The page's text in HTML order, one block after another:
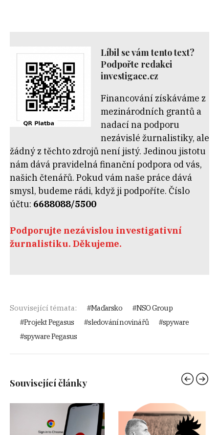
Líbil se vám tento text?
Podpořte redakci
investigace.cz
Financování získáváme z
mezinárodních grantů a
nadací na podporu
nezávislé žurnalistiky, ale
žádný z těchto zdrojů není jistý. Jedinou jistotu
nám dává pravidelná finanční podpora od vás,
našich čtenářů. Pokud vám naše práce dává
smysl, budeme rádi, když ji podpoříte. Číslo
účtu: 6688088/5500
Podporujte nezávislou investigativní
žurnalistiku. Děkujeme.
Související témata: Maďarsko
NSO Group
Projekt Pegasus
sledování novinářů
spyware
spyware Pegasus
Související články